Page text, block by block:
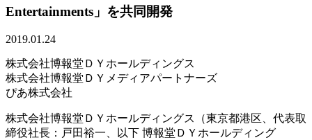
Entertainments」を共同開発
2019.01.24
株式会社博報堂ＤＹホールディングス
株式会社博報堂ＤＹメディアパートナーズ
ぴあ株式会社
株式会社博報堂ＤＹホールディングス（東京都港区、代表取
締役社長：戸田裕一、以下 博報堂ＤＹホールディング